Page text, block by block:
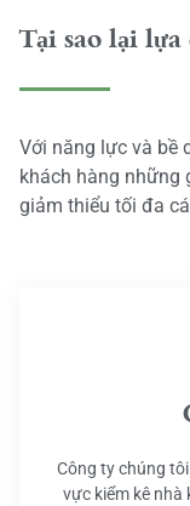
Tại sao lại
Với năng lực và bề
khách hàng những
giảm thiểu tối đa
Công ty chúng
vực kiểm kê nhà